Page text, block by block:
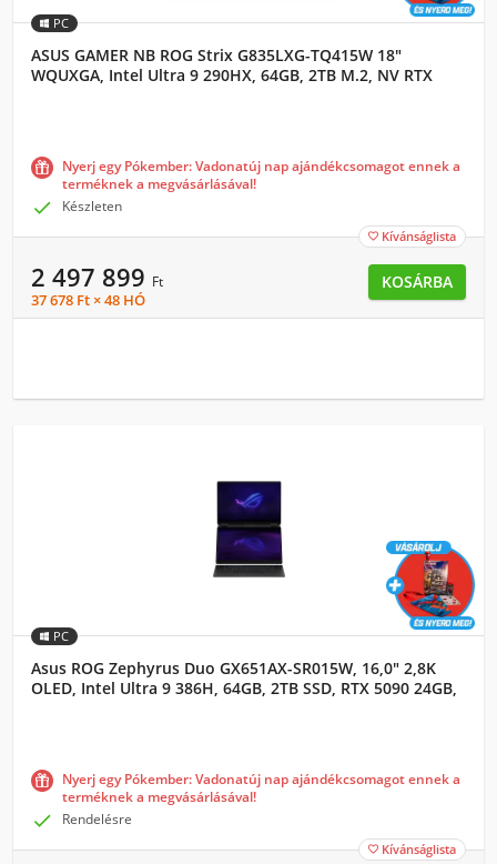
PC
ASUS GAMER NB ROG Strix G835LXG-TQ415W 18"
WQUXGA, Intel Ultra 9 290HX, 64GB, 2TB M.2, NV RTX
Nyerj egy Pókember: Vadonatúj nap ajándékcsomagot ennek a
terméknek a megvásárlásával!
 Készleten
 Kívánságlista
2 497 899 Ft
37 678 Ft × 48 HÓ
KOSÁRBA
PC
Asus ROG Zephyrus Duo GX651AX-SR015W, 16,0" 2,8K
OLED, Intel Ultra 9 386H, 64GB, 2TB SSD, RTX 5090 24GB,
Nyerj egy Pókember: Vadonatúj nap ajándékcsomagot ennek a
terméknek a megvásárlásával!
 Rendelésre
 Kívánságlista